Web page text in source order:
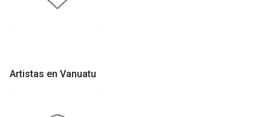
Artistas en Vanuatu